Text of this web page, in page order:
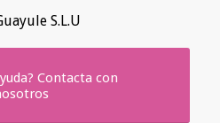
S.L.U
Contacta con